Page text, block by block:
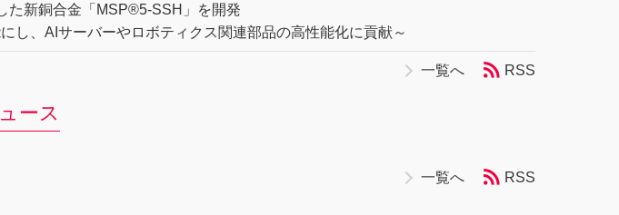
た新銅合金「MSP®5-SSH」を開発
し、AIサーバーやロボティクス関連部品の高性能化に貢献～
一覧へ RSS
ース
一覧へ RSS